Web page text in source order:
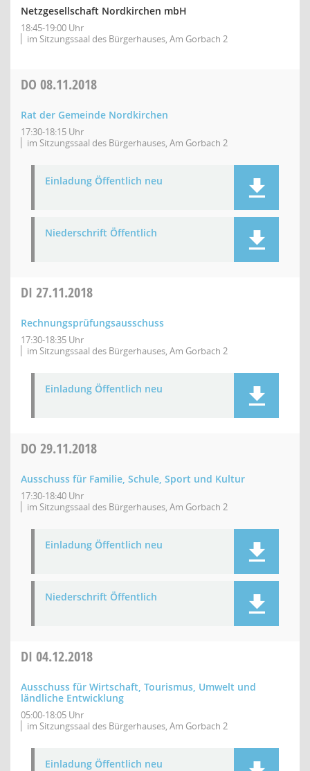
Netzgesellschaft Nordkirchen mbH
18:45-19:00 Uhr
im Sitzungssaal des Bürgerhauses, Am Gorbach 2
DO 08.11.2018
Rat der Gemeinde Nordkirchen
17:30-18:15 Uhr
im Sitzungssaal des Bürgerhauses, Am Gorbach 2
Einladung Öffentlich neu
Niederschrift Öffentlich
DI 27.11.2018
Rechnungsprüfungsausschuss
17:30-18:35 Uhr
im Sitzungssaal des Bürgerhauses, Am Gorbach 2
Einladung Öffentlich neu
DO 29.11.2018
Ausschuss für Familie, Schule, Sport und Kultur
17:30-18:40 Uhr
im Sitzungssaal des Bürgerhauses, Am Gorbach 2
Einladung Öffentlich neu
Niederschrift Öffentlich
DI 04.12.2018
Ausschuss für Wirtschaft, Tourismus, Umwelt und
ländliche Entwicklung
05:00-18:05 Uhr
im Sitzungssaal des Bürgerhauses, Am Gorbach 2
Einladung Öffentlich neu